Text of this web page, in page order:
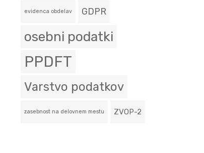
evidenca obdelav GDPR
osebni podatki
PPDFT
Varstvo podatkov
zasebnost na delovnem mestu ZVOP-2